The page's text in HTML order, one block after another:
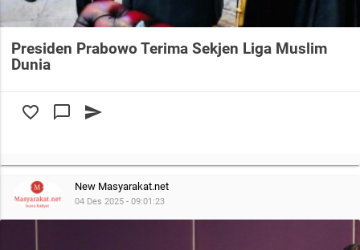
Presiden Prabowo Terima Sekjen Liga Muslim
Dunia
favorite_border chat_bubble_outline send
New Masyarakat.net
04 Des 2025 - 09:01:23